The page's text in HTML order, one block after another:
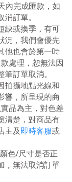
內完成匯款，如
訂單。
缺或換季，有可
況，我們會優先
他也會於第一時
處理，恕無法因
訂單取消。
拍攝地點光線和
響，所呈現的商
品為主，對色差
清楚，對商品有
主及即時客服或
色/尺寸是否正
，無法取消訂單